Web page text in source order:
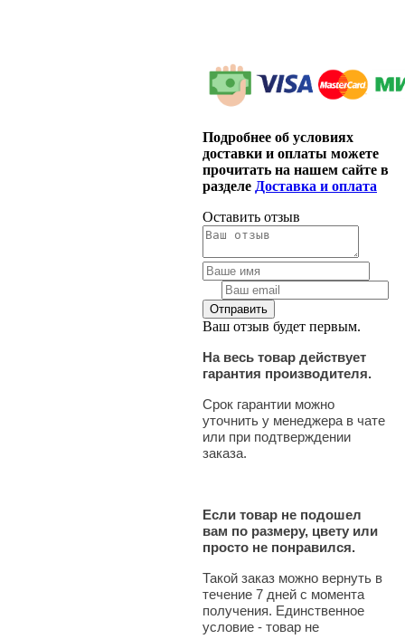
Подробнее об условиях
доставки и оплаты можете
прочитать на нашем сайте в
разделе Доставка и оплата
Оставить отзыв
Ваш отзыв будет первым.
На весь товар действует
гарантия производителя.
Срок гарантии можно
уточнить у менеджера в чате
или при подтверждении
заказа.
Если товар не подошел
вам по размеру, цвету или
просто не понравился.
Такой заказ можно вернуть в
течение 7 дней с момента
получения. Единственное
условие - товар не